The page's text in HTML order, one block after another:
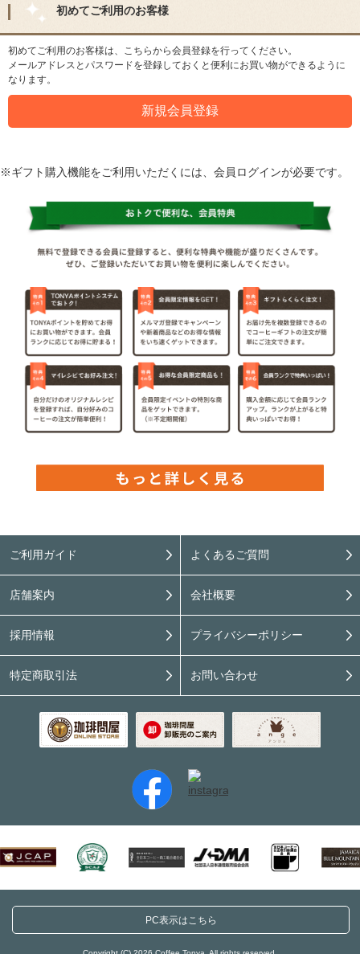
初めてご利用のお客様
初めてご利用のお客様は、こちらから会員登録を行ってください。
メールアドレスとパスワードを登録しておくと便利にお買い物ができるように
なります。
※ギフト購入機能をご利用いただくには、会員ログインが必要です。
ご利用ガイド よくあるご質問
店舗案内 会社概要
採用情報 プライバシーポリシー
特定商取引法 お問い合わせ
PC表示はこちら